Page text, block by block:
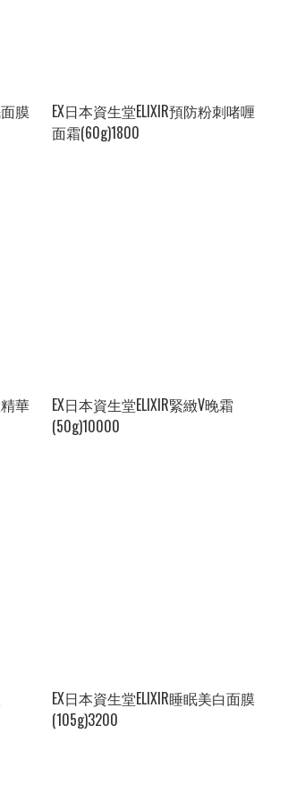
膜
EX日本資生堂ELIXIR預防粉刺啫喱
面霜(60g)1800
華
EX日本資生堂ELIXIR緊緻V晚霜
(50g)10000
EX日本資生堂ELIXIR睡眠美白面膜
(105g)3200